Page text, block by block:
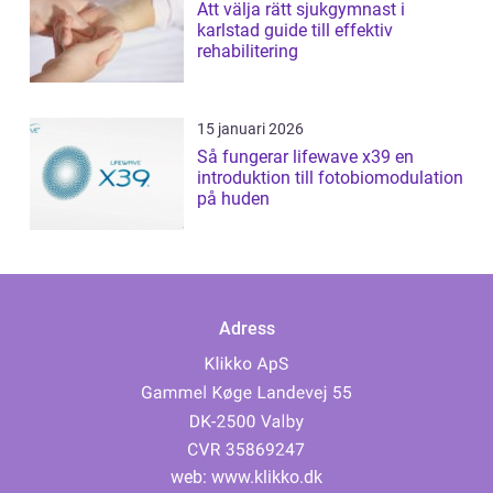
Att välja rätt sjukgymnast i
karlstad guide till effektiv
rehabilitering
15 januari 2026
Så fungerar lifewave x39 en
introduktion till fotobiomodulation
på huden
Adress
web: www.klikko.dk